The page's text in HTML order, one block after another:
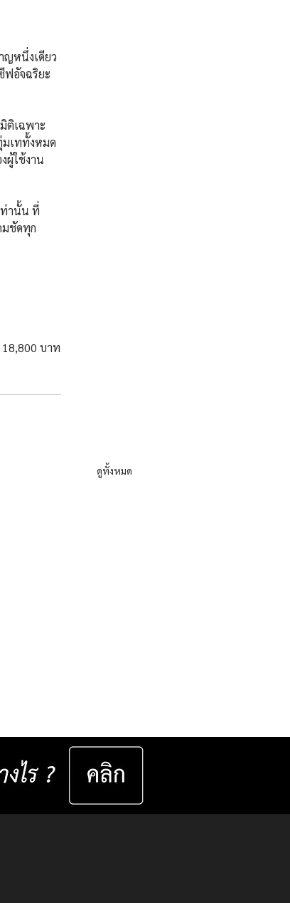
ญหนึ่งเดียว
ฟอัจฉริยะ
ติเฉพาะ
มเททั้งหมด
ผู้ใช้งาน
ท่านั้น ที่
มชัดทุก
บาท
ดูทั้งหมด
ที่ชัด ไม่ได้เกิดจาก